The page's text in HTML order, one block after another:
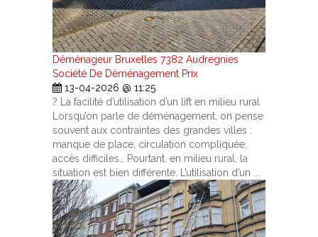
Déménageur Bruxelles 7382 Audregnies
Société De Déménagement Prix
13-04-2026 @ 11:25
? La facilité d’utilisation d’un lift en milieu rural
Lorsqu’on parle de déménagement, on pense
souvent aux contraintes des grandes villes :
manque de place, circulation compliquée,
accès difficiles… Pourtant, en milieu rural, la
situation est bien différente. L’utilisation d’un ...